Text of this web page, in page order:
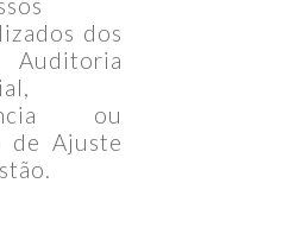
dos
Auditoria
ou
de Ajuste